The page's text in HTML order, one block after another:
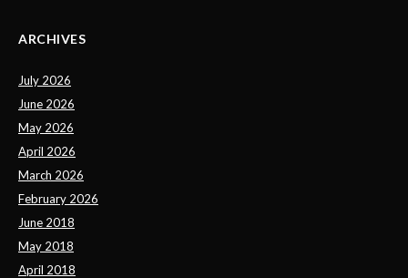
ARCHIVES
July 2026
June 2026
May 2026
April 2026
March 2026
February 2026
June 2018
May 2018
April 2018